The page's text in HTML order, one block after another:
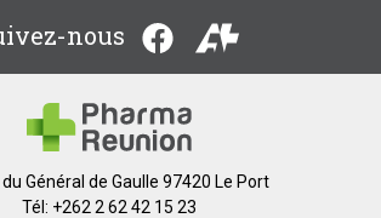
nous
Général de Gaulle 97420 Le Port
Tél: +262 2 62 42 15 23